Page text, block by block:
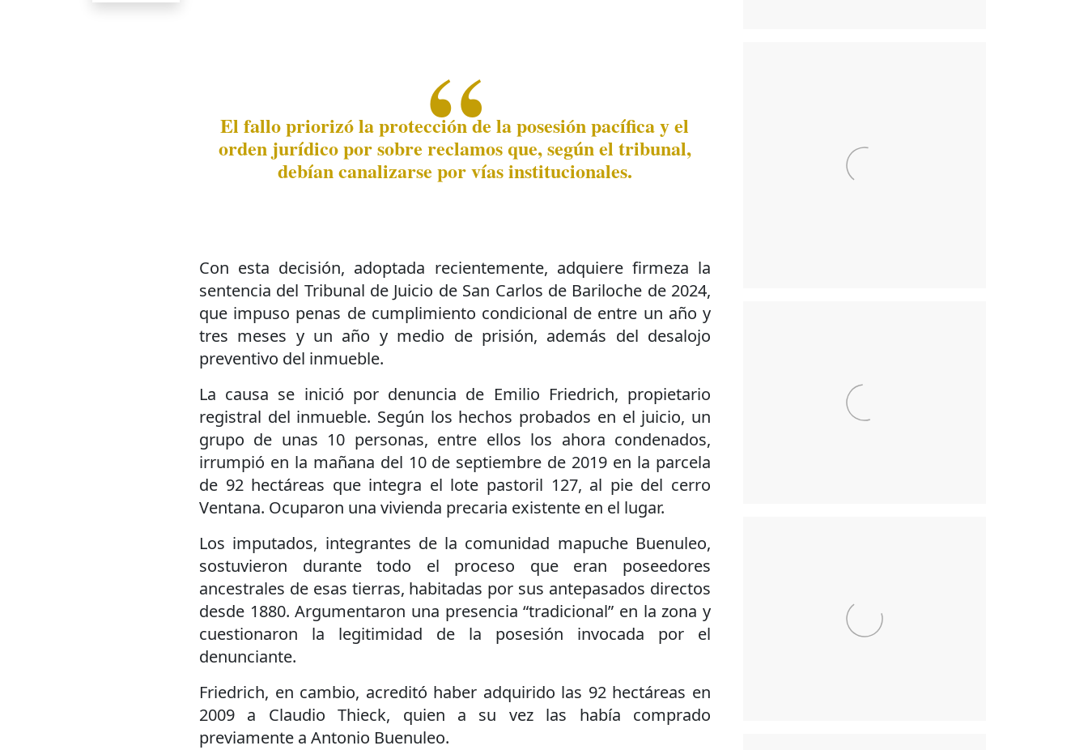
El fallo priorizó la protección de la posesión pacífica y el
orden jurídico por sobre reclamos que, según el tribunal,
debían canalizarse por vías institucionales.
Con esta decisión, adoptada recientemente, adquiere firmeza la
sentencia del Tribunal de Juicio de San Carlos de Bariloche de 2024,
que impuso penas de cumplimiento condicional de entre un año y
tres meses y un año y medio de prisión, además del desalojo
preventivo del inmueble.
La causa se inició por denuncia de Emilio Friedrich, propietario
registral del inmueble. Según los hechos probados en el juicio, un
grupo de unas 10 personas, entre ellos los ahora condenados,
irrumpió en la mañana del 10 de septiembre de 2019 en la parcela
de 92 hectáreas que integra el lote pastoril 127, al pie del cerro
Ventana. Ocuparon una vivienda precaria existente en el lugar.
Los imputados, integrantes de la comunidad mapuche Buenuleo,
sostuvieron durante todo el proceso que eran poseedores
ancestrales de esas tierras, habitadas por sus antepasados directos
desde 1880. Argumentaron una presencia “tradicional” en la zona y
cuestionaron la legitimidad de la posesión invocada por el
denunciante.
Friedrich, en cambio, acreditó haber adquirido las 92 hectáreas en
2009 a Claudio Thieck, quien a su vez las había comprado
previamente a Antonio Buenuleo.